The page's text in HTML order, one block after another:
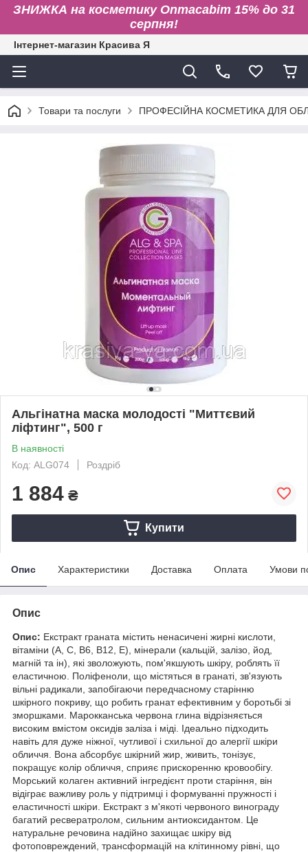
ЗНИЖКА на косметику Onmacabim 15% до 31
серпня!
Інтернет-магазин Красива Я
Товари та послуги ПРОФЕСІЙНА КОСМЕТИКА ДЛЯ
Альгінатна маска молодості "Миттєвий
ліфтинг", 500 г
В наявності
Код: ALG074
Роздріб
1 884 ₴
Купити
Опис Характеристики Доставка Оплата Умови
Опис
Опис: Екстракт граната містить ненасичені жирні кислоти,
вітаміни (А, С, В6, В12, Е), мінерали (кальцій, залізо, йод,
магній та ін), які зволожують, пом'якшують шкіру, роблять її
еластичною. Поліфеноли, що містяться в гранаті, зв'язують
вільні радикали, запобігаючи передчасному старінню
шкірного покриву, що робить гранат ефективним у боротьбі зі
зморшками. Марокканська червона глина відрізняється
високим вмістом оксидів заліза і міді. Ідеально підходить
навіть для дуже ніжної, чутливої і схильної до алергії шкіри
обличчя. Вона абсорбує шкірний жир, живить, тонізує,
покращує колір обличчя, сприяє прискоренню кровообігу.
Морський колаген активний інгредієнт проти старіння, він
відіграє важливу роль у підтримці і формуванні пружності і
еластичності шкіри. Екстракт з м'якоті червоного винограду
багатий ресвератролом, сильним антиоксидантом. Це
натуральне речовина надійно захищає шкіру від
фотоповреждений, трансформацій на клітинному рівні, що